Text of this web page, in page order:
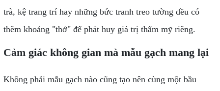
trà, kệ trang trí hay những bức tranh treo tường đều có
thêm khoảng "thở" để phát huy giá trị thẩm mỹ riêng.
Cảm giác không gian mà mẫu gạch mang lại
Không phải mẫu gạch nào cũng tạo nên cùng một bầu